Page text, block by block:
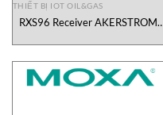
THIẾT BỊ IOT OIL&GAS
RXS96 Receiver AKERSTROMS